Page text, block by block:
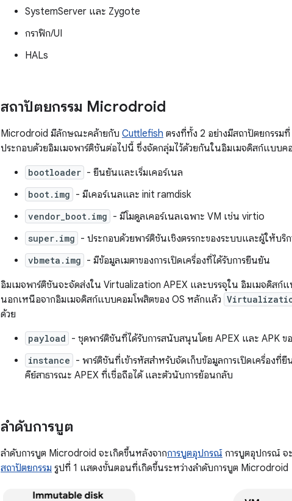
SystemServer และ Zygote
กราฟิก/UI
HALs
สถาปัตยกรรม Microdroid
Microdroid มีลักษณะคล้ายกับ Cuttlefish ตรงที่ทั้ง 2 อย่างมีสถาปัตยกรรม
ประกอบด้วยอิมเมจพาร์ติชันต่อไปนี้ ซึ่งจัดกลุ่มไว้ด้วยกันในอิมเมจดิสก์แบบค
bootloader - ยืนยันและเริ่มเคอร์เนล
boot.img - มีเคอร์เนลและ init ramdisk
vendor_boot.img - มีโมดูลเคอร์เนลเฉพาะ VM เช่น virtio
super.img - ประกอบด้วยพาร์ติชันเชิงตรรกะของระบบและผู้ให้บริก
vbmeta.img - มีข้อมูลเมตาของการเปิดเครื่องที่ได้รับการยืนยัน
อิมเมจพาร์ติชันจะจัดส่งใน Virtualization APEX และบรรจุใน อิมเมจดิสก์
นอกเหนือจากอิมเมจดิสก์แบบคอมโพสิตของ OS หลักแล้ว
ด้วย
payload - ชุดพาร์ติชันที่ได้รับการสนับสนุนโดย APEX และ APK ข
instance - พาร์ติชันที่เข้ารหัสสำหรับจัดเก็บข้อมูลการเปิดเครื่อ
คีย์สาธารณะ APEX ที่เชื่อถือได้ และตัวนับการย้อนกลับ
ลำดับการบูต
ลำดับการบูต Microdroid จะเกิดขึ้นหลังจากการบูตอุปกรณ์ การบูตอุปกรณ์ จ
สถาปัตยกรรม รูปที่ 1 แสดงขั้นตอนที่เกิดขึ้นระหว่างลำดับการบูต Microdroid